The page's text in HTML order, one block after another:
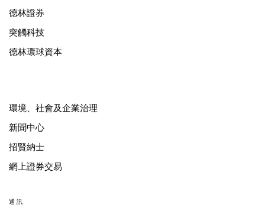
德林證券
突觸科技
德林環球資本
環境、社會及企業治理
新聞中心
招賢納士
網上證券交易
通訊